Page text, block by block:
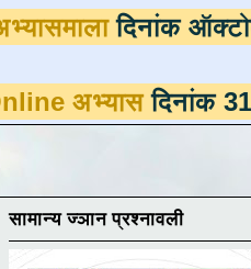
दैनंदिन अभ्यासमाला
दिनांक 31 मार्च
सामान्य ज्ञान प्रश्नावली